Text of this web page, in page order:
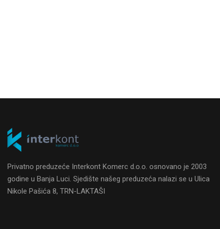
Privatno preduzeće Interkont Komerc d.o.o. osnovano je 2003
godine u Banja Luci. Sjedište našeg preduzeća nalazi se u Ulica
Nikole Pašića 8, TRN-LAKTAŠI